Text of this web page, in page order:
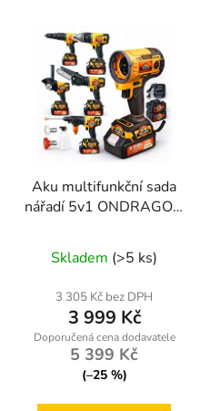
Aku multifunkční sada
nářadí 5v1 ONDRAGON
utahovák, mini pila,
bruska a tlaková myčka |
2× baterie 21V + kufr
hodnocení
produktu
je
5,0
z
Skladem (>5 ks)
3 305 Kč bez DPH
3 999 Kč
5 399 Kč
(–25 %)